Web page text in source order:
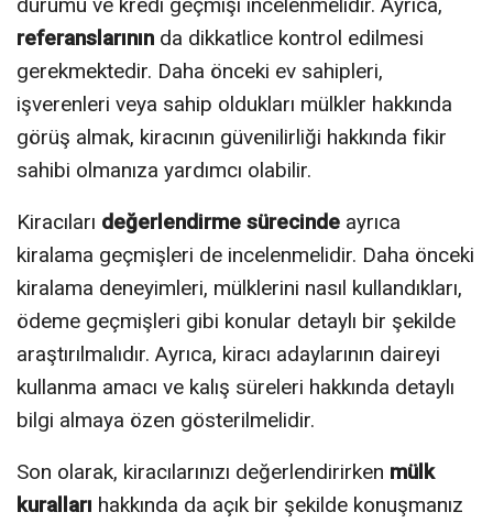
referanslarının da dikkatlice kontrol edilmesi
gerekmektedir. Daha önceki ev sahipleri,
işverenleri veya sahip oldukları mülkler hakkında
görüş almak, kiracının güvenilirliği hakkında fikir
sahibi olmanıza yardımcı olabilir.
Kiracıları değerlendirme sürecinde ayrıca
kiralama geçmişleri de incelenmelidir. Daha önceki
kiralama deneyimleri, mülklerini nasıl kullandıkları,
ödeme geçmişleri gibi konular detaylı bir şekilde
araştırılmalıdır. Ayrıca, kiracı adaylarının daireyi
kullanma amacı ve kalış süreleri hakkında detaylı
bilgi almaya özen gösterilmelidir.
Son olarak, kiracılarınızı değerlendirirken mülk
kuralları hakkında da açık bir şekilde konuşmanız